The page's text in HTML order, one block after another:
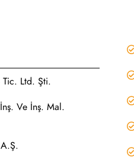
Tic. Ltd. Şti.
Ve İnş. Mal.